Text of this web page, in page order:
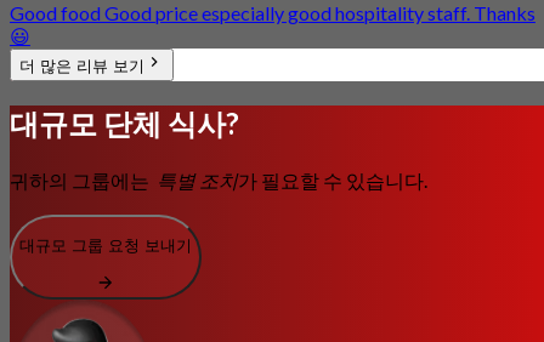
Good food Good price especially good hospitality staff. Thanks
😃
더 많은 리뷰 보기
대규모 단체 식사?
귀하의 그룹에는 특별 조치가 필요할 수 있습니다.
대규모 그룹 요청 보내기